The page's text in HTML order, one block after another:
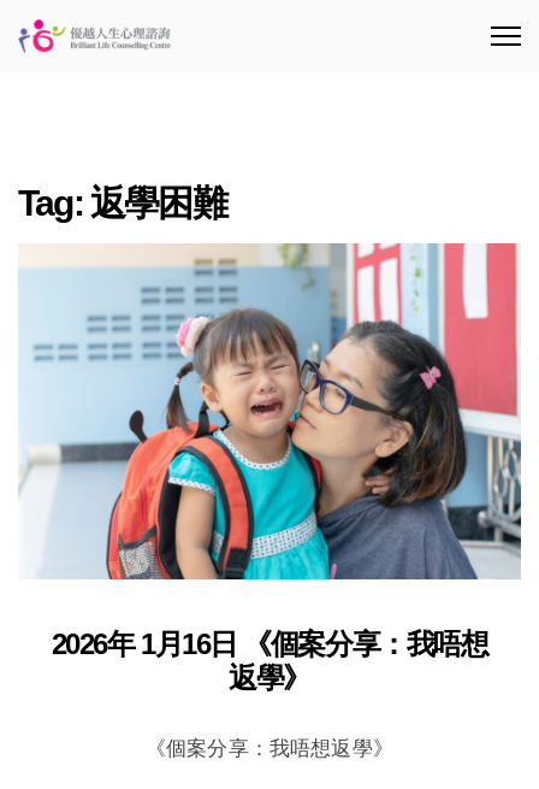
Tag: 返學困難
2026年 1月16日 《個案分享：我唔想
返學》
《個案分享：我唔想返學》